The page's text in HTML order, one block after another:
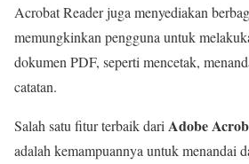
Acrobat Reader juga menyediakan
memungkinkan pengguna untuk
dokumen PDF, seperti mencetak,
catatan.
Salah satu fitur terbaik dari Adobe
adalah kemampuannya untuk menandai